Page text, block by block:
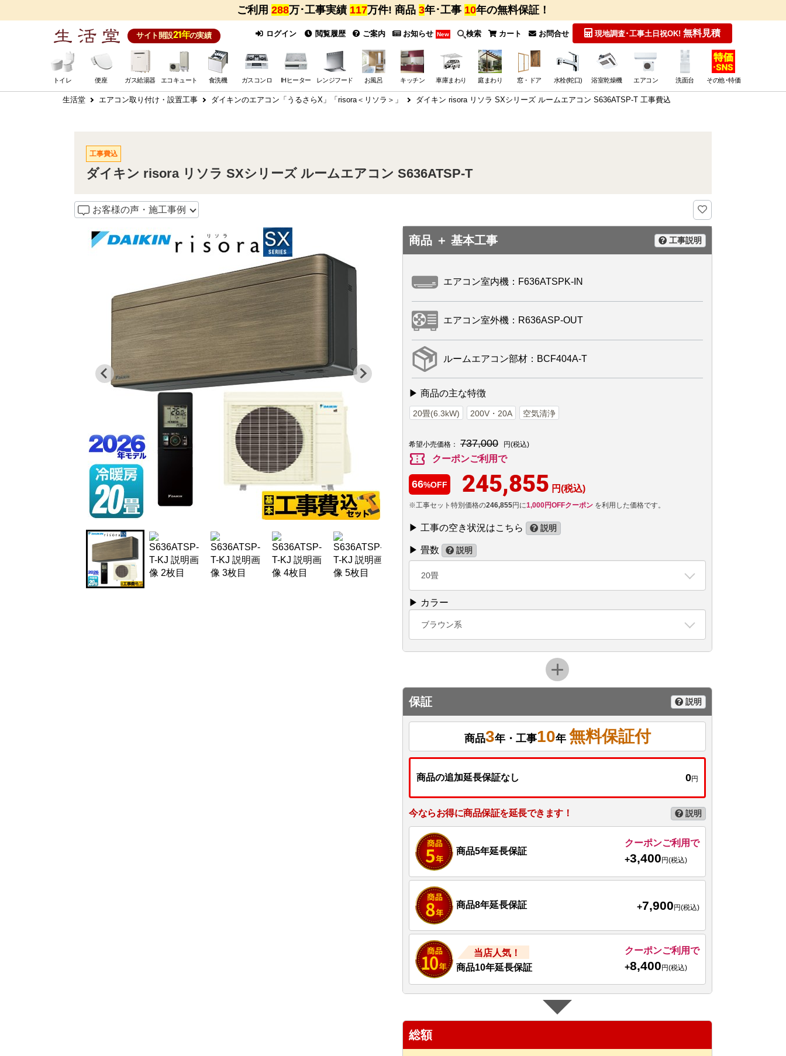
ご利用 288万･工事実績 117万件! 商品 3年･工事 10年の無料保証！
サイト開設21年の実績 ログイン 閲覧履歴 ご案内 お知らせ New 検索 カート お問合せ 現地調査･工事土日祝OK! 無料見積
トイレ 便座 ガス給湯器 エコキュート 食洗機 ガスコンロ IHヒーター レンジフード お風呂 キッチン 車庫まわり 庭まわり 窓・ドア 水栓(蛇口) 浴室乾燥機 エアコン 洗面台 その他･特価
生活堂 エアコン取り付け・設置工事 ダイキンのエアコン「うるさらX」「risora＜リソラ＞」 ダイキン risora リソラ SXシリーズ ルームエアコン S636ATSP-T 工事費込
工事費込
ダイキン risora リソラ SXシリーズ ルームエアコン S636ATSP-T
お客様の声・施工事例
商品 ＋ 基本工事 工事説明
エアコン室内機：F636ATSPK-IN
エアコン室外機：R636ASP-OUT
ルームエアコン部材：BCF404A-T
▶ 商品の主な特徴
20畳(6.3kW) 200V・20A 空気清浄
希望小売価格： 737,000 円(税込)
confirmation_number クーポンご利用で
66%OFF 245,855 円(税込)
※工事セット特別価格の246,855円に1,000円OFFクーポン を利用した価格です。
▶ 工事の空き状況はこちら 説明
▶ 畳数 説明
20畳
▶ カラー
ブラウン系
保証 説明
商品3年・工事10年 無料保証付
商品の追加延長保証なし 0円
今ならお得に商品保証を延長できます！ 説明
商品5年延長保証
クーポンご利用で
+3,400 円(税込)
商品8年延長保証 +7,900 円(税込)
当店人気！
商品10年延長保証
クーポンご利用で
+8,400 円(税込)
総額